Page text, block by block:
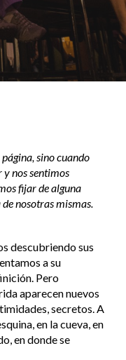
sino cuando
y nos sentimos
fijar de alguna
nosotras mismas.
descubriendo sus
a su
Pero
aparecen nuevos
secretos. A
en la cueva, en
en donde se